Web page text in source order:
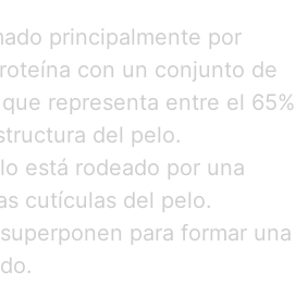
principalmente por
con un conjunto de
representa entre el 65%
del pelo.
está rodeado por una
cutículas del pelo.
para formar una